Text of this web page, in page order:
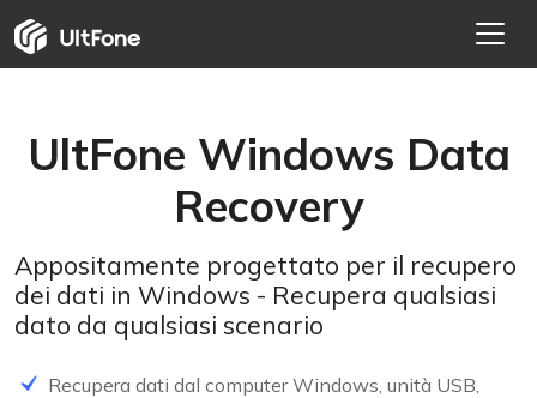
UltFone Windows Data
Recovery
Appositamente progettato per il recupero
dei dati in Windows - Recupera qualsiasi
dato da qualsiasi scenario
Recupera dati dal computer Windows, unità USB,